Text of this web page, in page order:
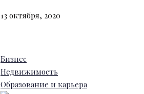
13 октября, 2020
Бизнес
Недвижимость
Образование и карьера